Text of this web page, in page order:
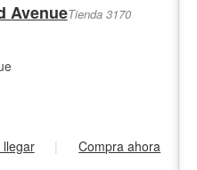
AvenueTienda 3170
| Compra ahora